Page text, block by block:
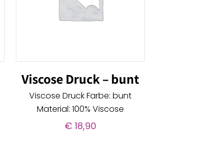
Viscose Druck – bunt
Viscose Druck Farbe: bunt
Material: 100% Viscose
€18,90